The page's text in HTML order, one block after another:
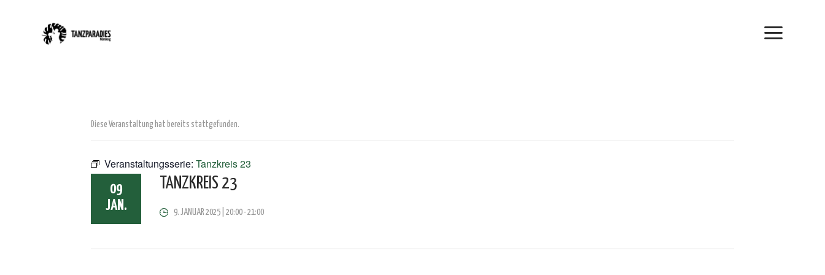
Diese Veranstaltung hat bereits stattgefunden.
Veranstaltungsserie: Tanzkreis 23
09
JAN.
TANZKREIS 23
9. JANUAR 2025 | 20:00-21:00